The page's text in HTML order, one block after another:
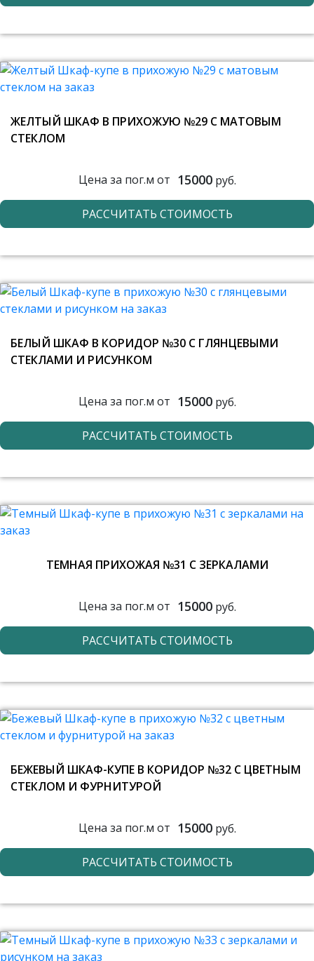
ЖЕЛТЫЙ ШКАФ В ПРИХОЖУЮ №29 С МАТОВЫМ
СТЕКЛОМ
Цена за пог.м от 15000руб.
РАССЧИТАТЬ СТОИМОСТЬ
БЕЛЫЙ ШКАФ В КОРИДОР №30 С ГЛЯНЦЕВЫМИ
СТЕКЛАМИ И РИСУНКОМ
Цена за пог.м от 15000руб.
РАССЧИТАТЬ СТОИМОСТЬ
ТЕМНАЯ ПРИХОЖАЯ №31 С ЗЕРКАЛАМИ
Цена за пог.м от 15000руб.
РАССЧИТАТЬ СТОИМОСТЬ
БЕЖЕВЫЙ ШКАФ-КУПЕ В КОРИДОР №32 С ЦВЕТНЫМ
СТЕКЛОМ И ФУРНИТУРОЙ
Цена за пог.м от 15000руб.
РАССЧИТАТЬ СТОИМОСТЬ